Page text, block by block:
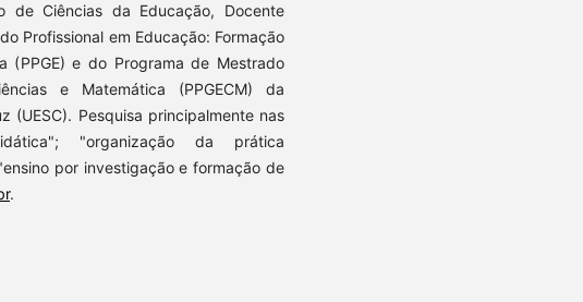
de Ciências da Educação, Docente
Profissional em Educação: Formação
(PPGE) e do Programa de Mestrado
e Matemática (PPGECM) da
(UESC). Pesquisa principalmente nas
"organização da prática
por investigação e formação de
.